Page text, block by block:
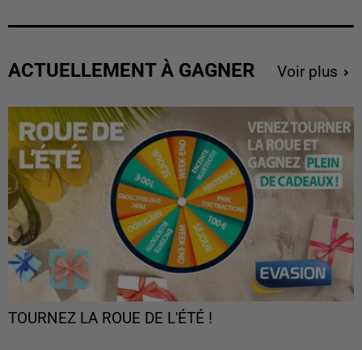
ACTUELLEMENT À GAGNER Voir plus
TOURNEZ LA ROUE DE L'ÉTÉ !